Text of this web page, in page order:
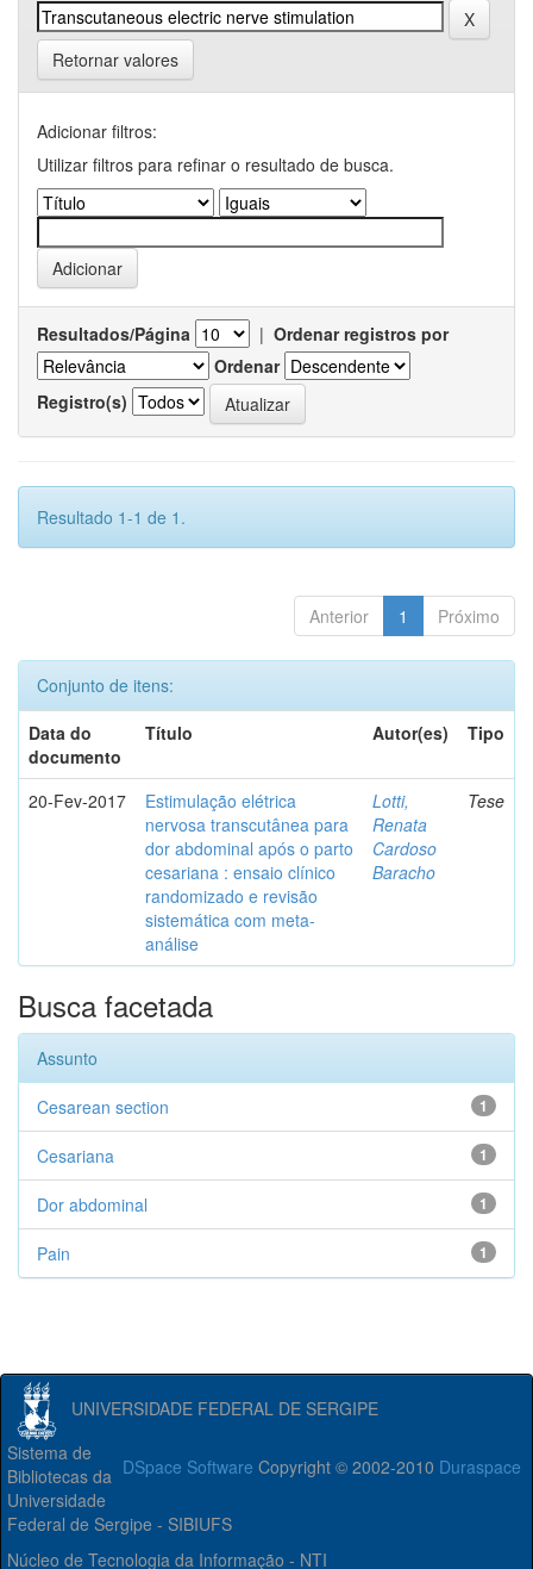
Retornar valores
Adicionar filtros:
Utilizar filtros para refinar o resultado de busca.
Resultados/Página | Ordenar registros por
Ordenar
Registro(s)
Resultado 1-1 de 1.
Anterior 1 Próximo
Conjunto de itens:
Data do
documento
Título Autor(es) Tipo
20-Fev-2017
Estimulação elétrica
nervosa transcutânea para
dor abdominal após o parto
cesariana : ensaio clínico
randomizado e revisão
sistemática com meta-
análise
Lotti,
Renata
Cardoso
Baracho
Tese
Busca facetada
Assunto
1
Cesarean section
1
Cesariana
1
Dor abdominal
1
Pain
UNIVERSIDADE FEDERAL DE SERGIPE
DSpace Software Copyright © 2002-2010 Duraspace
Sistema de
Bibliotecas da
Universidade
Federal de Sergipe - SIBIUFS
Núcleo de Tecnologia da Informação - NTI